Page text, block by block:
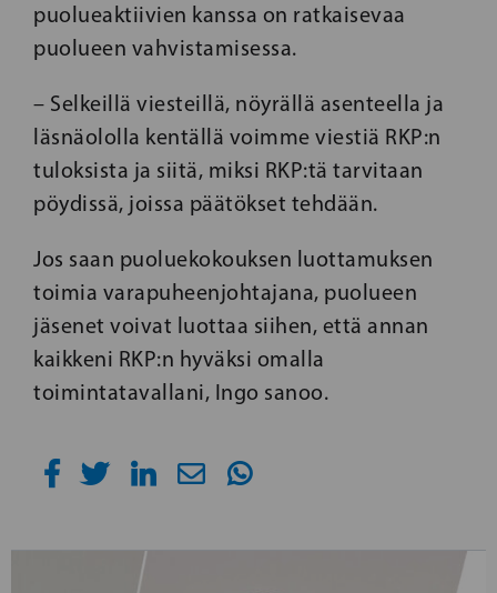
puolueaktiivien kanssa on ratkaisevaa
puolueen vahvistamisessa.
– Selkeillä viesteillä, nöyrällä asenteella ja
läsnäololla kentällä voimme viestiä RKP:n
tuloksista ja siitä, miksi RKP:tä tarvitaan
pöydissä, joissa päätökset tehdään.
Jos saan puoluekokouksen luottamuksen
toimia varapuheenjohtajana, puolueen
jäsenet voivat luottaa siihen, että annan
kaikkeni RKP:n hyväksi omalla
toimintatavallani, Ingo sanoo.